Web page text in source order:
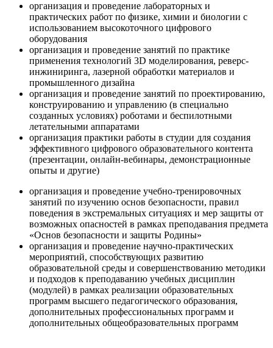
организация и проведение лабораторных и
практических работ по физике, химии и биологии с
использованием высокоточного цифрового
оборудования
организация и проведение занятий по практике
применения технологий 3D моделирования, реверс-
инжиниринга, лазерной обработки материалов и
промышленного дизайна
организация и проведение занятий по проектированию,
конструированию и управлению (в специально
созданных условиях) роботами и беспилотными
летательными аппаратами
организация практики работы в студии для создания
эффективного цифрового образовательного контента
(презентации, онлайн-вебинары, демонстрационные
опыты и другие)
организация и проведение учебно-тренировочных
занятий по изучению основ безопасности, правил
поведения в экстремальных ситуациях и мер защиты от
возможных опасностей в рамках преподавания предмета
«Основ безопасности и защиты Родины»
организация и проведение научно-практических
мероприятий, способствующих развитию
образовательной среды и совершенствованию методики
и подходов к преподаванию учебных дисциплин
(модулей) в рамках реализации образовательных
программ высшего педагогического образования,
дополнительных профессиональных программ и
дополнительных общеобразовательных программ